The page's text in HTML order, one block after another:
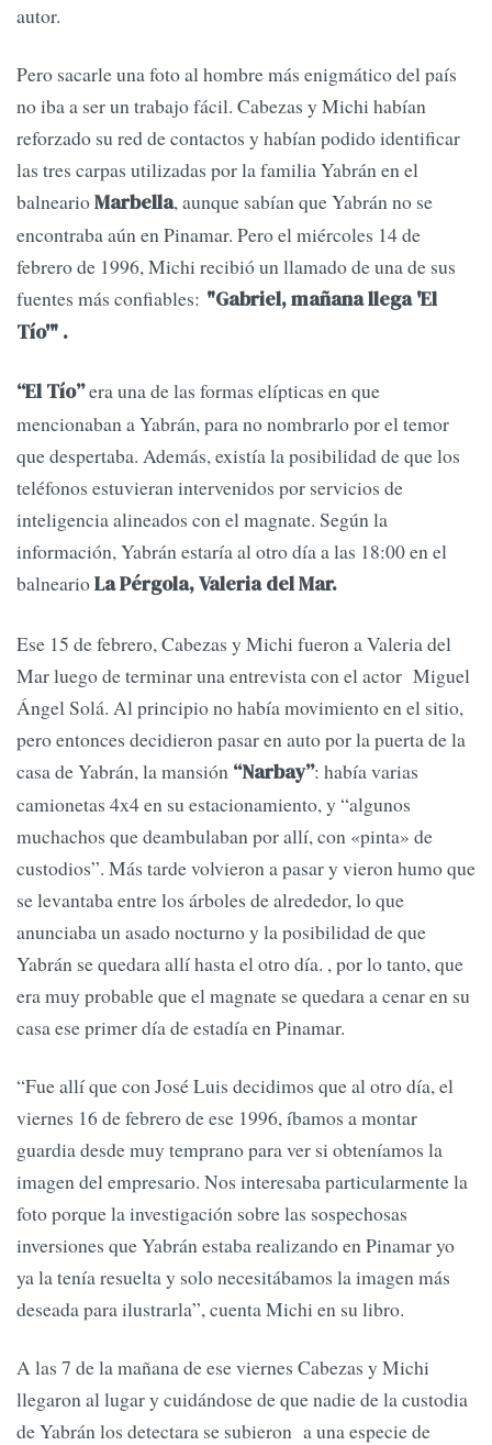
autor.
Pero sacarle una foto al hombre más enigmático del país
no iba a ser un trabajo fácil. Cabezas y Michi habían
reforzado su red de contactos y habían podido identificar
las tres carpas utilizadas por la familia Yabrán en el
balnearioMarbella, aunque sabían que Yabrán no se
encontraba aún en Pinamar. Pero el miércoles 14 de
febrero de 1996, Michi recibió un llamado de una de sus
fuentes más confiables: "Gabriel, mañana llega 'El
Tío'" .
“El Tío”era una de las formas elípticas en que
mencionaban a Yabrán, para no nombrarlo por el temor
que despertaba. Además, existía la posibilidad de que los
teléfonos estuvieran intervenidos por servicios de
inteligencia alineados con el magnate. Según la
información, Yabrán estaría al otro día a las 18:00 en el
balnearioLa Pérgola, Valeria del Mar.
Ese 15 de febrero, Cabezas y Michi fueron a Valeria del
Mar luego de terminar una entrevista con el actor Miguel
Ángel Solá. Al principio no había movimiento en el sitio,
pero entonces decidieron pasar en auto por la puerta de la
casa de Yabrán, la mansión “Narbay”: había varias
camionetas 4x4 en su estacionamiento, y “algunos
muchachos que deambulaban por allí, con «pinta» de
custodios”. Más tarde volvieron a pasar y vieron humo que
se levantaba entre los árboles de alrededor, lo que
anunciaba un asado nocturno y la posibilidad de que
Yabrán se quedara allí hasta el otro día. , por lo tanto, que
era muy probable que el magnate se quedara a cenar en su
casa ese primer día de estadía en Pinamar.
“Fue allí que con José Luis decidimos que al otro día, el
viernes 16 de febrero de ese 1996, íbamos a montar
guardia desde muy temprano para ver si obteníamos la
imagen del empresario. Nos interesaba particular­mente la
foto porque la investigación sobre las sospechosas
inversiones que Yabrán estaba realizando en Pinamar yo
ya la tenía resuelta y solo necesitábamos la imagen más
deseada para ilustrarla”, cuenta Michi en su libro.
A las 7 de la mañana de ese viernes Cabezas y Michi
llegaron al lugar y cuidándose de que nadie de la custodia
de Yabrán los detectara se subieron a una especie de